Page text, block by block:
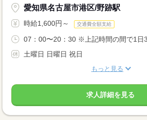
愛知県名古屋市港区/野跡駅
時給1,600円～ 交通費全額支給
07：00〜20：30 ※上記時間の間で1日3
土曜日 日曜日 祝日
もっと見る
求人詳細を見る